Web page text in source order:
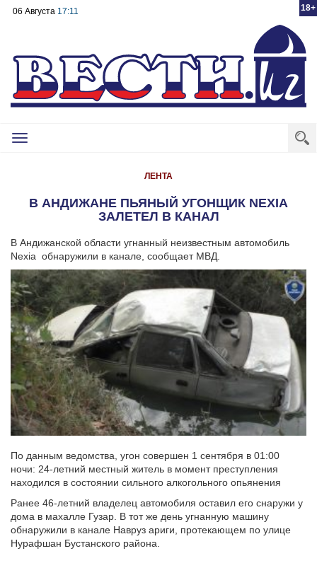
18+
06 Августа 17:11
Toggle
ЛЕНТА
В АНДИЖАНЕ ПЬЯНЫЙ УГОНЩИК NEXIA
ЗАЛЕТЕЛ В КАНАЛ
В Андижанской области угнанный неизвестным автомобиль
Nexia обнаружили в канале, сообщает МВД.
По данным ведомства, угон совершен 1 сентября в 01:00
ночи: 24-летний местный житель в момент преступления
находился в состоянии сильного алкогольного опьянения
Ранее 46-летний владелец автомобиля оставил его снаружи у
дома в махалле Гузар. В тот же день угнанную машину
обнаружили в канале Навруз ариги, протекающем по улице
Нурафшан Бустанского района.